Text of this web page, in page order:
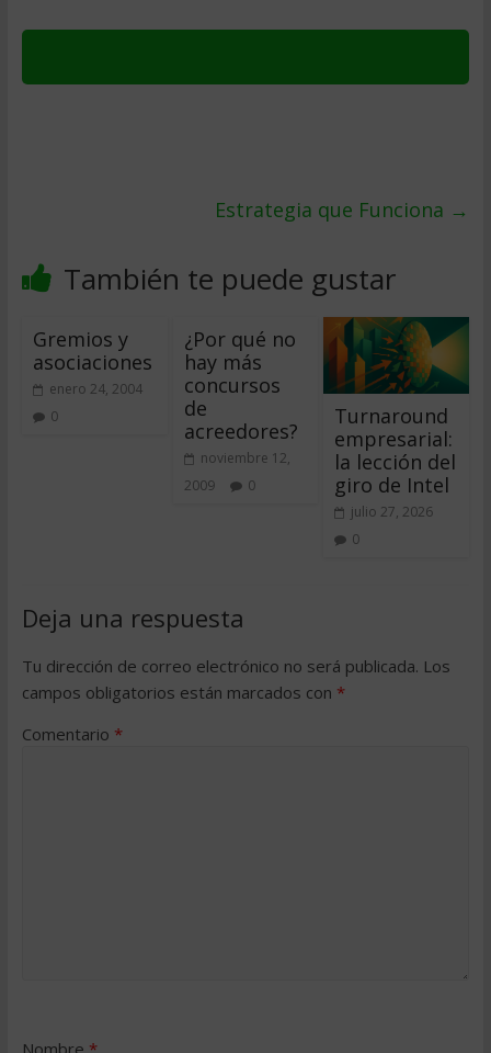
Estrategia que Funciona →
También te puede gustar
Gremios y
asociaciones
enero 24, 2004
0
¿Por qué no
hay más
concursos
de
acreedores?
noviembre 12,
2009
0
Turnaround
empresarial:
la lección del
giro de Intel
julio 27, 2026
0
Deja una respuesta
Tu dirección de correo electrónico no será publicada. Los
campos obligatorios están marcados con *
Comentario *
Nombre *